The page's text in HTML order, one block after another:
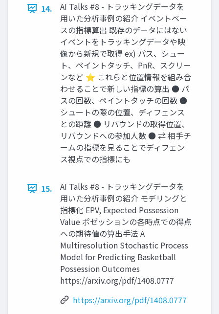
14.
AI Talks #8 - トラッキングデータを
用いた分析事例の紹介 イベントベー
スの指標算出 既存のデータにはない
イベントをトラッキングデータや映
像から新規で取得 ex) パス、シュー
ト、ペイントタッチ、PnR、スクリー
ンなど ⭐ これらと位置情報を組み合
わせることで新しい指標の算出 ● パ
スの回数、ペイントタッチの回数 ●
シュートの際の位置、ディフェンス
との距離 ● リバウンドの取得位置、
リバウンドへの参加人数 ● ⇄ 相手チ
ームの指標を見ることでディフェン
ス視点での指標にも
15.
AI Talks #8 - トラッキングデータを
用いた分析事例の紹介 モデリングと
指標化 EPV, Expected Possession
Value ポゼッションの各時点での得点
への期待値の算出手法 A
Multiresolution Stochastic Process
Model for Predicting Basketball
Possession Outcomes
https://arxiv.org/pdf/1408.0777
https://arxiv.org/pdf/1408.0777